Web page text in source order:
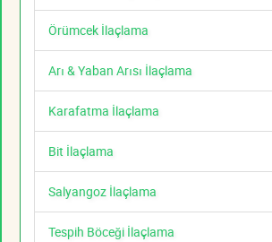
Örümcek İlaçlama
Arı & Yaban Arısı İlaçlama
Karafatma İlaçlama
Bit İlaçlama
Salyangoz İlaçlama
Tespih Böceği İlaçlama